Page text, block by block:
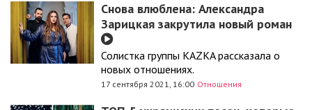
Снова влюблена: Александра
Зарицкая закрутила новый роман
Солистка группы KAZKA рассказала о
новых отношениях.
17 сентября 2021, 16:00 Отношения